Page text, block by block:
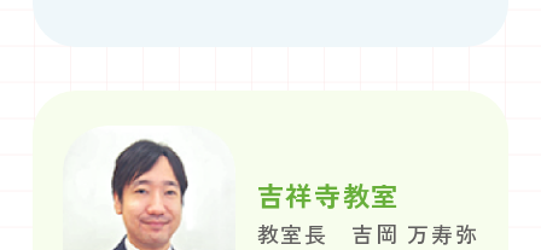
吉祥寺教室
教室長 吉岡 万寿弥